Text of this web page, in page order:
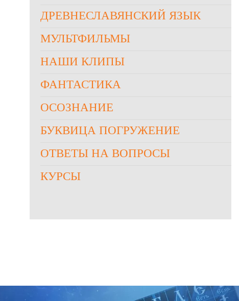
ДРЕВНЕСЛАВЯНСКИЙ ЯЗЫК
МУЛЬТФИЛЬМЫ
НАШИ КЛИПЫ
ФАНТАСТИКА
ОСОЗНАНИЕ
БУКВИЦА ПОГРУЖЕНИЕ
ОТВЕТЫ НА ВОПРОСЫ
КУРСЫ